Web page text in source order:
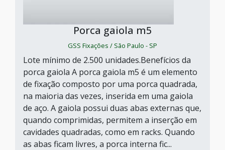
Porca gaiola m5
GSS Fixações / São Paulo - SP
Lote mínimo de 2.500 unidades.Benefícios da
porca gaiola A porca gaiola m5 é um elemento
de fixação composto por uma porca quadrada,
na maioria das vezes, inserida em uma gaiola
de aço. A gaiola possui duas abas externas que,
quando comprimidas, permitem a inserção em
cavidades quadradas, como em racks. Quando
as abas ficam livres, a porca interna fic...